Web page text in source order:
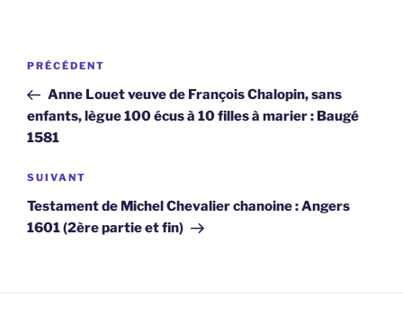
Navigation
l’article
Article
précédent
PRÉCÉDENT
Anne Louet veuve de François Chalopin, sans
enfants, lègue 100 écus à 10 filles à marier : Baugé
1581
Article
suivant
SUIVANT
Testament de Michel Chevalier chanoine : Angers
1601 (2ère partie et fin)